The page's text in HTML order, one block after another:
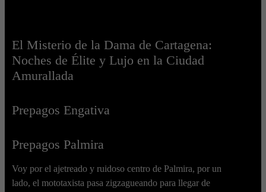
El Misterio de la Dama de Cartagena:
Noches de Élite y Lujo en la Ciudad
Amurallada
Prepagos Engativa
Prepagos Palmira
Voy por el ajetreado y ruidoso centro de Palmira, por un
lado, el mototaxista pasa zigzagueando para llegar de